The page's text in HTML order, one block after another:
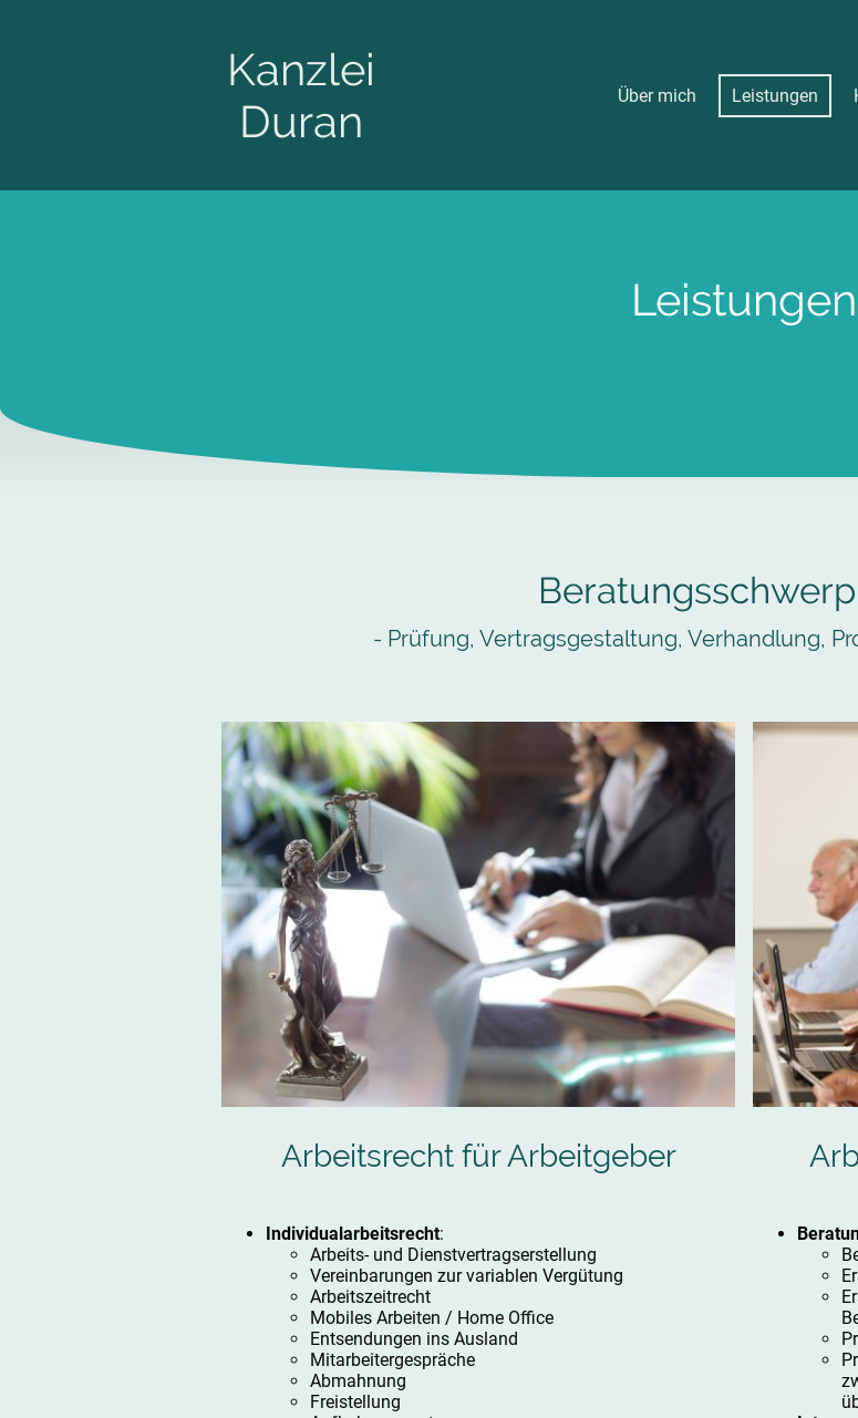
Kanzlei
Duran
Über mich Leistungen
Leistungen
- Prüfung, Vertragsgestaltung, Verhandlung,
Arbeitsrecht für Arbeitgeber
Individualarbeitsrecht:
Arbeits- und Dienstvertragserstellung
Vereinbarungen zur variablen Vergütung
Arbeitszeitrecht
Mobiles Arbeiten / Home Office
Entsendungen ins Ausland
Mitarbeitergespräche
Abmahnung
Freistellung